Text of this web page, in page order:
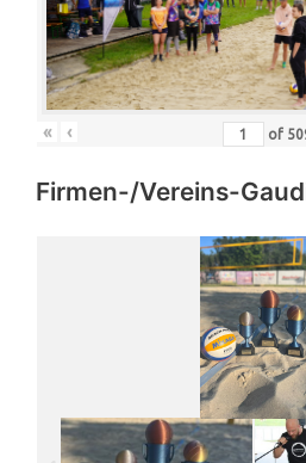
« ‹ of
Firmen-/Vereins-